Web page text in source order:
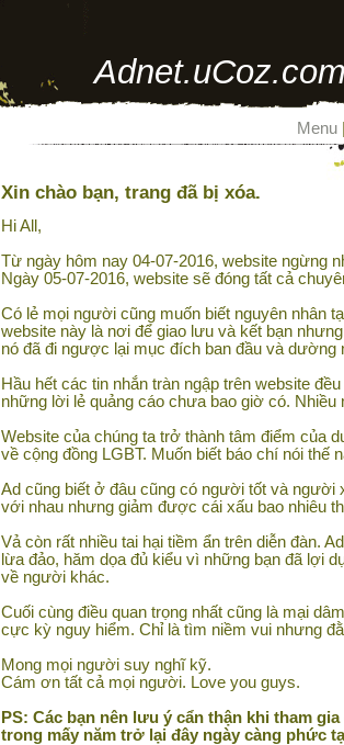
Adnet.uCoz.com
Menu
Xin chào bạn, trang đã bị xóa.
Hi All,
Từ ngày hôm nay 04-07-2016, website ngừng
Ngày 05-07-2016, website sẽ đóng tất cả
Có lẻ mọi người cũng muốn biết nguyên nhân
website này là nơi để giao lưu và kết bạn
nó đã đi ngược lại mục đích ban đầu và dường
Hầu hết các tin nhắn tràn ngập trên website
những lời lẻ quảng cáo chưa bao giờ có. Nhiều
Website của chúng ta trở thành tâm điểm của
về cộng đồng LGBT. Muốn biết báo chí nói thế
Ad cũng biết ở đâu cũng có người tốt và người
với nhau nhưng giảm được cái xấu bao nhiêu
Vả còn rất nhiều tai hại tiềm ẩn trên diễn đàn.
lừa đảo, hăm dọa đủ kiểu vì những bạn đã lợi
về người khác.
Cuối cùng điều quan trọng nhất cũng là mại
cực kỳ nguy hiểm. Chỉ là tìm niềm vui nhưng
Mong mọi người suy nghĩ kỹ.
Cám ơn tất cả mọi người. Love you guys.
PS: Các bạn nên lưu ý cẩn thận khi tham
trong mấy năm trở lại đây ngày càng phức